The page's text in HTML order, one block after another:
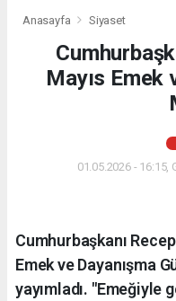
Anasayfa Siyaset
Mayıs Emek
01.05.2026 - 16:15,
Cumhurbaşkanı
Emek ve Dayanışma
yayımladı.